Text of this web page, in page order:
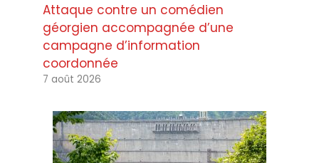
Attaque contre un comédien
géorgien accompagnée d’une
campagne d’information
coordonnée
7 août 2026